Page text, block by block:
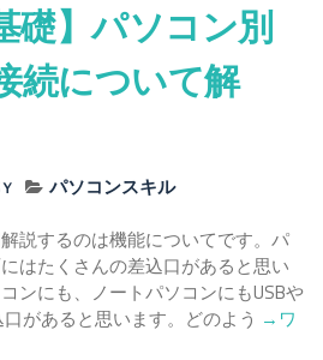
礎】パソコン別
続について解
パソコンスキル
説するのは機能についてです。パ
はたくさんの差込口があると思い
ンにも、ノートパソコンにもUSBや
があると思います。どのよう Read
→ワ